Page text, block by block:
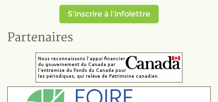
S'inscrire à l'infolettre
Partenaires